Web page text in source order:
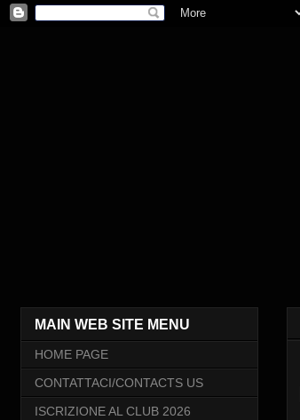
MAIN WEB SITE MENU
HOME PAGE
CONTATTACI/CONTACTS US
ISCRIZIONE AL CLUB 2026